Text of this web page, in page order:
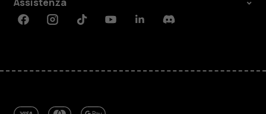
FacebookInstagramTiktokYoutubeLinkedinDiscord